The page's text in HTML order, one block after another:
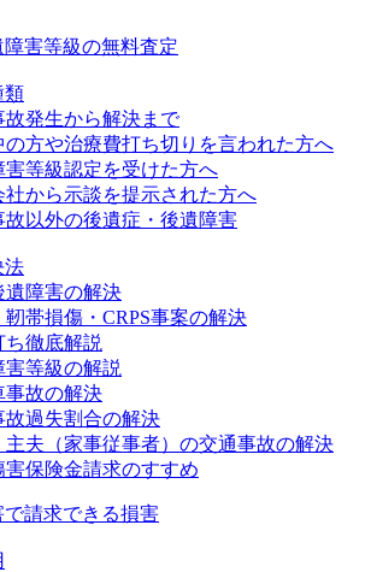
害等級の無料査定
類
故発生から解決まで
の方や治療費打ち切りを言われた方へ
害等級認定を受けた方へ
社から示談を提示された方へ
故以外の後遺症・後遺障害
法
遺障害の解決
靭帯損傷・CRPS事案の解決
ち徹底解説
害等級の解説
事故の解決
故過失割合の解決
主夫（家事従事者）の交通事故の解決
害保険金請求のすすめ
請求できる損害